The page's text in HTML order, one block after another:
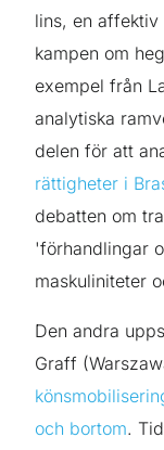
lins, en affektiv
kampen om
exempel från
analytiska
delen för att
rättigheter i
debatten om
'förhandlingar
maskuliniteter
Den andra
Graff
och bortom.